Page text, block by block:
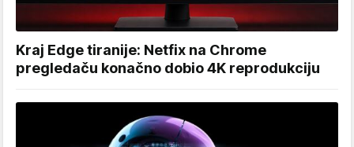
Kraj Edge tiranije: Netfix na Chrome
pregledaču konačno dobio 4K reprodukciju